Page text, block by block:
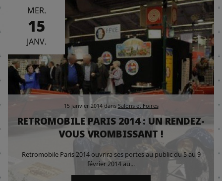
MER.
15
JANV.
15 janvier 2014 dans Salons et Foires
RETROMOBILE PARIS 2014 : UN RENDEZ-
VOUS VROMBISSANT !
Retromobile Paris 2014 ouvrira ses portes au public du 5 au 9
février 2014 au...